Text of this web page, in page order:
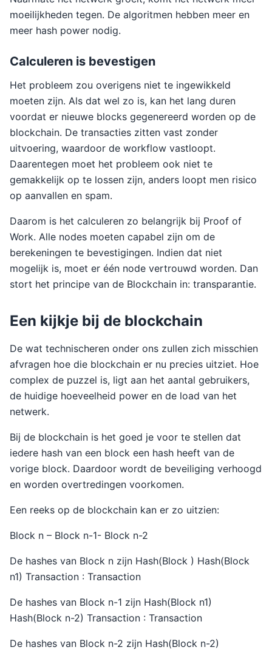
moeilijkheden tegen. De algoritmen hebben meer en
meer hash power nodig.
Calculeren is bevestigen
Het probleem zou overigens niet te ingewikkeld
moeten zijn. Als dat wel zo is, kan het lang duren
voordat er nieuwe blocks gegenereerd worden op de
blockchain. De transacties zitten vast zonder
uitvoering, waardoor de workflow vastloopt.
Daarentegen moet het probleem ook niet te
gemakkelijk op te lossen zijn, anders loopt men risico
op aanvallen en spam.
Daarom is het calculeren zo belangrijk bij Proof of
Work. Alle nodes moeten capabel zijn om de
berekeningen te bevestigingen. Indien dat niet
mogelijk is, moet er één node vertrouwd worden. Dan
stort het principe van de Blockchain in: transparantie.
Een kijkje bij de blockchain
De wat technischeren onder ons zullen zich misschien
afvragen hoe die blockchain er nu precies uitziet. Hoe
complex de puzzel is, ligt aan het aantal gebruikers,
de huidige hoeveelheid power en de load van het
netwerk.
Bij de blockchain is het goed je voor te stellen dat
iedere hash van een block een hash heeft van de
vorige block. Daardoor wordt de beveiliging verhoogd
en worden overtredingen voorkomen.
Een reeks op de blockchain kan er zo uitzien:
Block n – Block n-1- Block n-2
De hashes van Block n zijn Hash(Block ) Hash(Block
n1) Transaction : Transaction
De hashes van Block n-1 zijn Hash(Block n1)
Hash(Block n-2) Transaction : Transaction
De hashes van Block n-2 zijn Hash(Block n-2)